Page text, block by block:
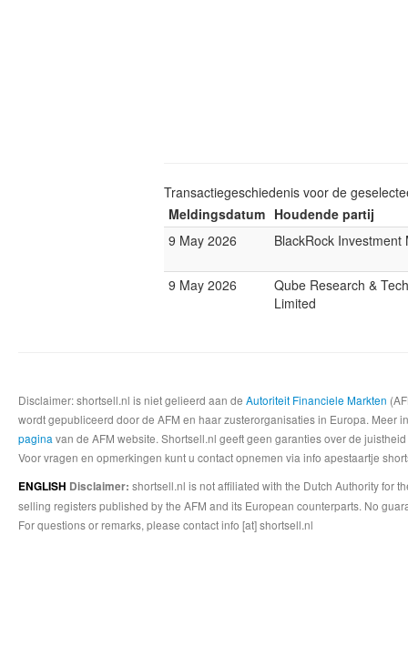
Transactiegeschiedenis voor de
Meldingsdatum Houdende partij
9 May 2026
BlackRock Investment
9 May 2026
Qube Research &
Limited
Disclaimer: shortsell.nl is niet gelieerd aan de Autoriteit Financiele Markten
wordt gepubliceerd door de AFM en haar zusterorganisaties in Europa.
pagina van de AFM website. Shortsell.nl geeft geen garanties over de
Voor vragen en opmerkingen kunt u contact opnemen via info apestaartje
ENGLISH Disclaimer: shortsell.nl is not affiliated with the Dutch Authority for
selling registers published by the AFM and its European counterparts. No
For questions or remarks, please contact info [at] shortsell.nl